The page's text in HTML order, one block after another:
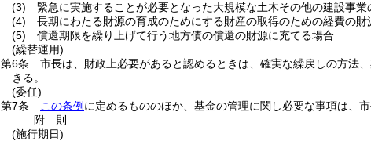
(3)
緊急に実施することが必要となった大規模な土木その他の建設事
(4)
長期にわたる財源の育成のためにする財産の取得のための経費の財
(5)
償還期限を繰り上げて行う地方債の償還の財源に充てる場合
(繰替運用)
第6条
市長は、財政上必要があると認めるときは、確実な繰戻しの方法
きる。
(委任)
第7条
この条例 に定めるもののほか、基金の管理に関し必要な事項は、市
附 則
(施行期日)